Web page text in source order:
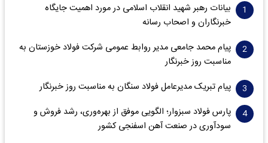
بیانات رهبر شهید انقلاب اسلامی در مورد اهمیت جایگاه
خبرنگاران و اصحاب رسانه
پیام محمد جامعی مدیر روابط عمومی شرکت فولاد خوزستان به
مناسبت روز خبرنگار
پیام تبریک مدیرعامل فولاد سنگان به مناسبت روز خبرنگار
پارس فولاد سبزوار؛ الگویی موفق از بهره‌وری، رشد فروش و
سود‌آوری در صنعت آهن اسفنجی کشور